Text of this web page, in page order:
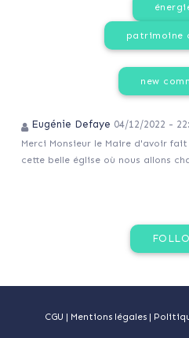
patrimoine
new
Eugénie Defaye 04/12/2022 -
Merci Monsieur le Maire d'avoir
cette belle église où nous allons
CGU | Mentions légales |